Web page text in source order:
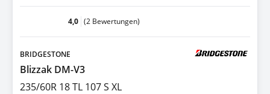
4,0 (2 Bewertungen)
BRIDGESTONE
Blizzak DM-V3
235/60R 18 TL 107 S XL